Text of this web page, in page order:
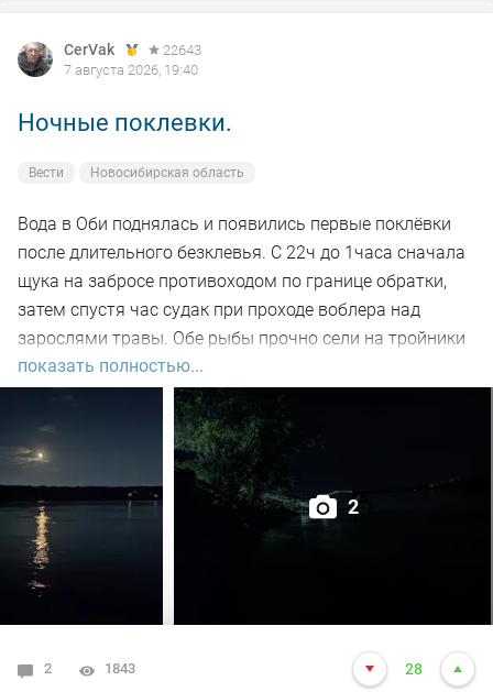
CerVak
22643
7 августа 2026, 19:40
Ночные поклевки.
Вести Новосибирская область
Вода в Оби поднялась и появились первые поклёвки
после длительного безклевья. С 22ч до 1часа сначала
щука на забросе противоходом по границе обратки,
затем спустя час судак при проходе воблера над
зарослями травы. Обе рыбы прочно сели на тройники
и при чистке оказались с пустыми желудками. Ждем
дальнейших поклёвок.
показать полностью...
2
2 1843 28